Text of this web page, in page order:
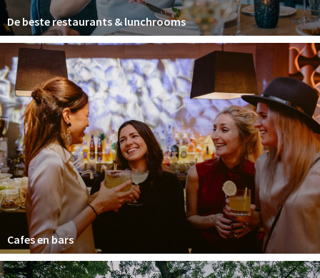
Musea, theaters & podia
Uitjes & activiteiten
Toeristische routes
Natuurgebieden
Baroniepoorten
Sport
Privacy
Inloggen
De beste restaurants & lunchrooms
Cafes en bars